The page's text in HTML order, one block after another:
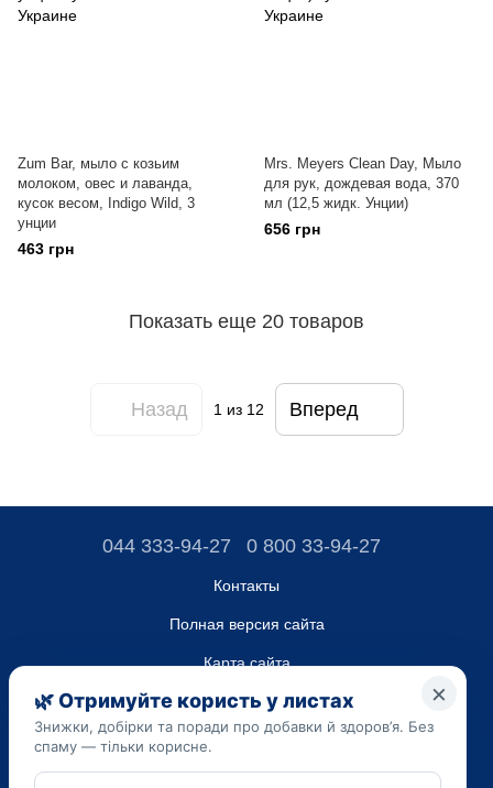
Zum Bar, мыло с козьим
молоком, овес и лаванда,
кусок весом, Indigo Wild, 3
унции
463 грн
Mrs. Meyers Clean Day, Мыло
для рук, дождевая вода, 370
мл (12,5 жидк. Унции)
656 грн
Показать еще 20 товаров
Назад 1 из 12 Вперед
044 333-94-27 0 800 33-94-27
Контакты
Полная версия сайта
Карта сайта
ТОВ “ДО ЮА”,
Код ЄДРПОУ 45223262
Дата регистрации 14.09.2023